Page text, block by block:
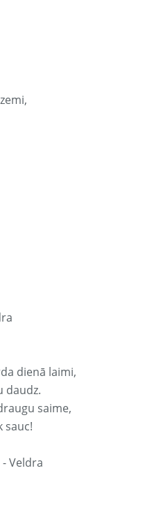
dienā laimi,
daudz.
saime,
sauc!
Veldra